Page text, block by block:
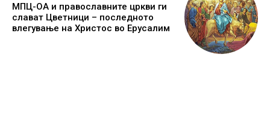
МПЦ-ОА и православните цркви ги
слават Цветници – последното
влегување на Христос во Ерусалим